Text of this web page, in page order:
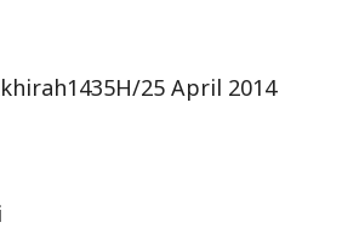
25 April 2014